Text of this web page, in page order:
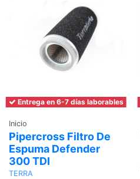
Entrega en 6-7 días laborables
Inicio
Pipercross Filtro De
Espuma Defender
300 TDI
TERRA